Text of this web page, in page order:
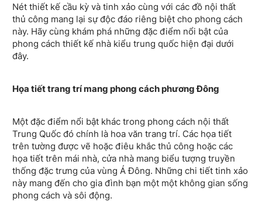
Nét thiết kế cầu kỳ và tinh xảo cùng với các đồ nội thất
thủ công mang lại sự độc đáo riêng biệt cho phong cách
này. Hãy cùng khám phá những đặc điểm nổi bật của
phong cách thiết kế nhà kiểu trung quốc hiện đại dưới
đây.
Họa tiết trang trí mang phong cách phương Đông
Một đặc điểm nổi bật khác trong phong cách nội thất
Trung Quốc đó chính là hoa văn trang trí. Các họa tiết
trên tường được vẽ hoặc điêu khắc thủ công hoặc các
họa tiết trên mái nhà, cửa nhà mang biểu tượng truyền
thống đặc trưng của vùng Á Đông. Những chi tiết tinh xảo
này mang đến cho gia đình bạn một một không gian sống
phong cách và sôi động.